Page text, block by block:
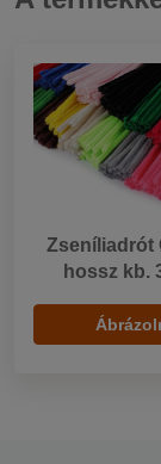
Zseníliadrót
hossz kb.